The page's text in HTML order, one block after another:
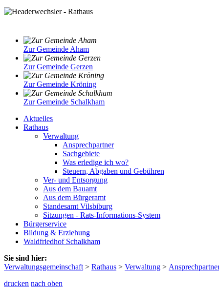
Zur Gemeinde Aham
Zur Gemeinde Gerzen
Zur Gemeinde Kröning
Zur Gemeinde Schalkham
Aktuelles
Rathaus
Verwaltung
Ansprechpartner
Sachgebiete
Was erledige ich wo?
Steuern, Abgaben und Gebühren
Ver- und Entsorgung
Aus dem Bauamt
Aus dem Bürgeramt
Standesamt Vilsbiburg
Sitzungen - Rats-Informations-System
Bürgerservice
Bildung & Erziehung
Waldfriedhof Schalkham
Sie sind hier:
Verwaltungsgemeinschaft > Rathaus > Verwaltung >
drucken nach oben